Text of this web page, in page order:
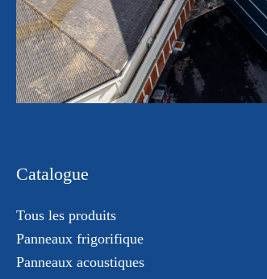
Catalogue
Tous les produits
Panneaux frigorifique
Panneaux acoustiques